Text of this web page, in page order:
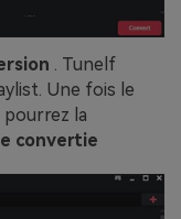
. Tunelf
Une fois le
la
convertie